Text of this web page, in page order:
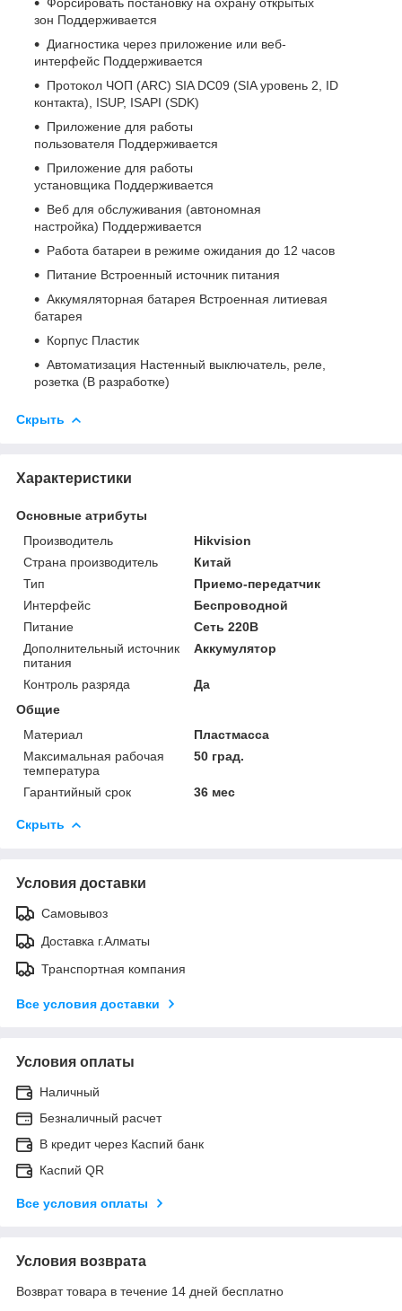
зон Поддерживается
Диагностика через приложение или веб-
интерфейс Поддерживается
Протокол ЧОП (ARC) SIA DC09 (SIA уровень 2, ID
контакта), ISUP, ISAPI (SDK)
Приложение для работы
пользователя Поддерживается
Приложение для работы
установщика Поддерживается
Веб для обслуживания (автономная
настройка) Поддерживается
Работа батареи в режиме ожидания до 12 часов
Питание Встроенный источник питания
Аккумяляторная батарея Встроенная литиевая
батарея
Корпус Пластик
Автоматизация Настенный выключатель, реле,
розетка (В разработке)
Скрыть
Характеристики
Основные атрибуты
Производитель
Hikvision
Страна производитель
Китай
Тип
Приемо-передатчик
Интерфейс
Беспроводной
Питание
Сеть 220В
Дополнительный источник
питания
Аккумулятор
Контроль разряда
Да
Общие
Материал
Пластмасса
Максимальная рабочая
температура
50 град.
Гарантийный срок 36 мес
Скрыть
Условия доставки
Самовывоз
Доставка г.Алматы
Транспортная компания
Все условия доставки
Условия оплаты
Наличный
Безналичный расчет
В кредит через Каспий банк
Каспий QR
Все условия оплаты
Условия возврата
Возврат товара в течение 14 дней бесплатно